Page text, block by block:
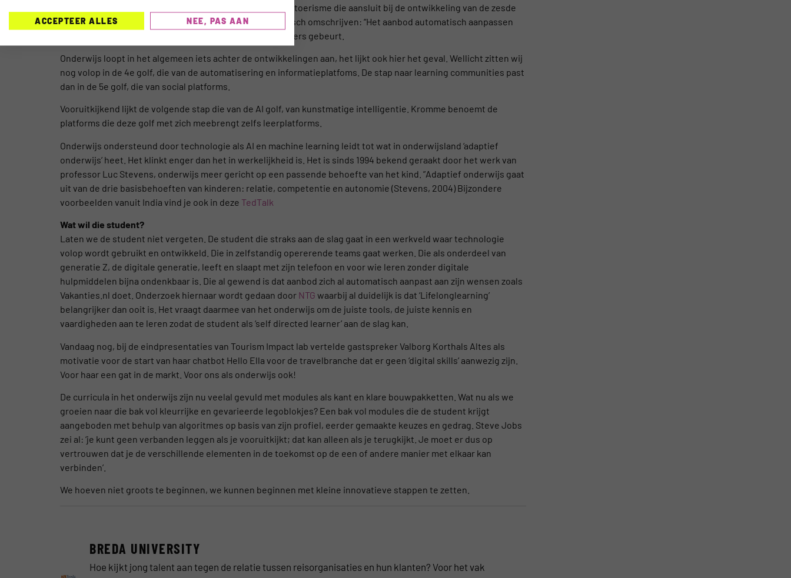
Een recent Nederlands voorbeeld van een organisatie in toerisme die aansluit bij de ontwikkeling van de zesde
Golf is Vakanties.nl. Zoals ze zelf eenvoudig maar realistisch omschrijven: “Het aanbod automatisch aanpassen
aan jouw wensen.” Zoals op social media al niet meer anders gebeurt.
Onderwijs loopt in het algemeen iets achter de ontwikkelingen aan, het lijkt ook hier het geval. Wellicht zitten wij
nog volop in de 4e golf, die van de automatisering en informatieplatfoms. De stap naar learning communities past
dan in de 5e golf, die van social platforms.
Vooruitkijkend lijkt de volgende stap die van de AI golf, van kunstmatige intelligentie. Kromme benoemt de
platforms die deze golf met zich meebrengt zelfs leerplatforms.
Onderwijs ondersteund door technologie als AI en machine learning leidt tot wat in onderwijsland ‘adaptief
onderwijs’ heet. Het klinkt enger dan het in werkelijkheid is. Het is sinds 1994 bekend geraakt door het werk van
professor Luc Stevens, onderwijs meer gericht op een passende behoefte van het kind. ”Adaptief onderwijs gaat
uit van de drie basisbehoeften van kinderen: relatie, competentie en autonomie (Stevens, 2004) Bijzondere
voorbeelden vanuit India vind je ook in deze TedTalk
Wat wil die student?
Laten we de student niet vergeten. De student die straks aan de slag gaat in een werkveld waar technologie
volop wordt gebruikt en ontwikkeld. Die in zelfstandig opererende teams gaat werken. Die als onderdeel van
generatie Z, de digitale generatie, leeft en slaapt met zijn telefoon en voor wie leren zonder digitale
hulpmiddelen bijna ondenkbaar is. Die al gewend is dat aanbod zich al automatisch aanpast aan zijn wensen zoals
Vakanties.nl doet. Onderzoek hiernaar wordt gedaan door NTG waarbij al duidelijk is dat ‘Lifelonglearning’
belangrijker dan ooit is. Het vraagt daarmee van het onderwijs om de juiste tools, de juiste kennis en
vaardigheden aan te leren zodat de student als ‘self directed learner’ aan de slag kan.
Vandaag nog, bij de eindpresentaties van Tourism Impact lab vertelde gastspreker Valborg Korthals Altes als
motivatie voor de start van haar chatbot Hello Ella voor de travelbranche dat er geen ‘digital skills’ aanwezig zijn.
Voor haar een gat in de markt. Voor ons als onderwijs ook!
De curricula in het onderwijs zijn nu veelal gevuld met modules als kant en klare bouwpakketten. Wat nu als we
groeien naar die bak vol kleurrijke en gevarieerde legoblokjes? Een bak vol modules die de student krijgt
aangeboden met behulp van algoritmes op basis van zijn profiel, eerder gemaakte keuzes en gedrag. Steve Jobs
zei al: ‘je kunt geen verbanden leggen als je vooruitkijkt; dat kan alleen als je terugkijkt. Je moet er dus op
vertrouwen dat je de verschillende elementen in de toekomst op de een of andere manier met elkaar kan
verbinden’.
We hoeven niet groots te beginnen, we kunnen beginnen met kleine innovatieve stappen te zetten.
BREDA UNIVERSITY
Hoe kijkt jong talent aan tegen de relatie tussen reisorganisaties en hun klanten? Voor het vak
ACCEPTEER ALLES NEE, PAS AAN